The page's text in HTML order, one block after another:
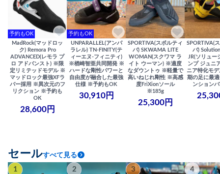
予約もOK
MadRock(マッドロッ
ク) Remora Pro
ADVANCED(レモラ プ
ロ アドバンスト) ※限
定リミテッドモデル ※
マッドロック最強XFラ
バー採用 ※異次元のフ
リクション ※予約も
OK
28,600円
予約もOK
UNPARALLEL(アンパ
ラレル) TN-FINITY(テ
ィーエヌ-フィニティ)
※楢崎智亜共同開発 ※
ハードな剛性パワーと
自由度が融合した最強
仕様 ※予約もOK
30,910円
SPORTIVA(スポルティ
バ) SKWAMA LITE
WOMAN(スクワマ ラ
イト ウーマン) ※適度
なダウントゥ ※軽量で
高いねじれ剛性 ※高感
度FriXionソール
※185g
25,300円
SPORTIVA(
バ)
JR(ソリュー
ンプ ジュニ
ニア特化モ
期の足に最
ンション
セールすべて見る
1 2 3 4